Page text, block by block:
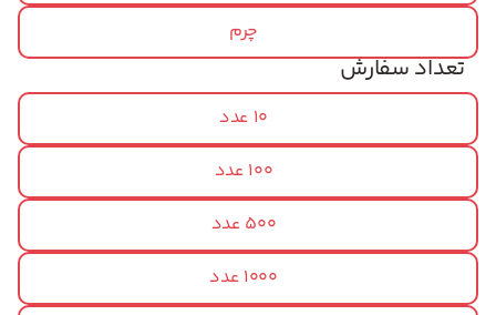
چرم
تعداد سفارش
10 عدد
100 عدد
500 عدد
1000 عدد